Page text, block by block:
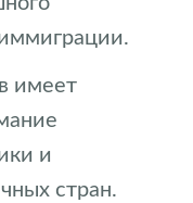
имеет
и
стран.